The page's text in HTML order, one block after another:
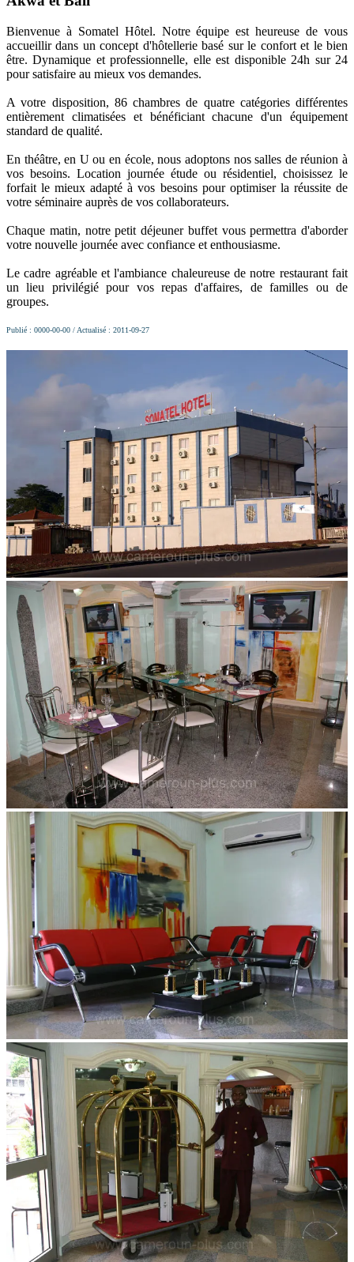
Bienvenue à Somatel Hôtel. Notre équipe est heureuse de vous
accueillir dans un concept d'hôtellerie basé sur le confort et le bien
être. Dynamique et professionnelle, elle est disponible 24h sur 24
pour satisfaire au mieux vos demandes.
A votre disposition, 86 chambres de quatre catégories différentes
entièrement climatisées et bénéficiant chacune d'un équipement
standard de qualité.
En théâtre, en U ou en école, nous adoptons nos salles de réunion à
vos besoins. Location journée étude ou résidentiel, choisissez le
forfait le mieux adapté à vos besoins pour optimiser la réussite de
votre séminaire auprès de vos collaborateurs.
Chaque matin, notre petit déjeuner buffet vous permettra d'aborder
votre nouvelle journée avec confiance et enthousiasme.
Le cadre agréable et l'ambiance chaleureuse de notre restaurant fait
un lieu privilégié pour vos repas d'affaires, de familles ou de
groupes.
Publié : 0000-00-00 / Actualisé : 2011-09-27